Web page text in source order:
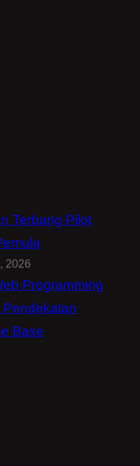
Terbang Pilot
2026
Programming
Base